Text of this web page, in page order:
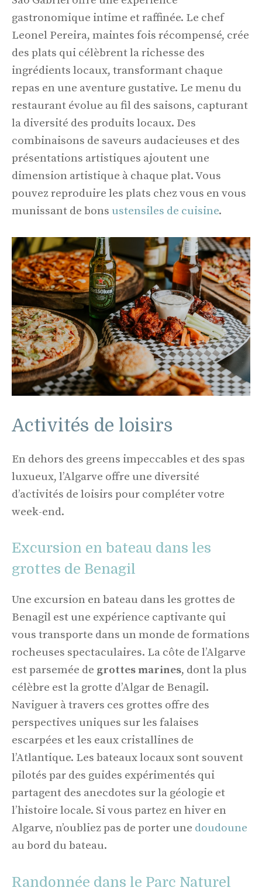
gastronomique intime et raffinée. Le chef
Leonel Pereira, maintes fois récompensé, crée
des plats qui célèbrent la richesse des
ingrédients locaux, transformant chaque
repas en une aventure gustative. Le menu du
restaurant évolue au fil des saisons, capturant
la diversité des produits locaux. Des
combinaisons de saveurs audacieuses et des
présentations artistiques ajoutent une
dimension artistique à chaque plat. Vous
pouvez reproduire les plats chez vous en vous
munissant de bons ustensiles de cuisine.
Activités de loisirs
En dehors des greens impeccables et des spas
luxueux, l’Algarve offre une diversité
d’activités de loisirs pour compléter votre
week-end.
Excursion en bateau dans les
grottes de Benagil
Une excursion en bateau dans les grottes de
Benagil est une expérience captivante qui
vous transporte dans un monde de formations
rocheuses spectaculaires. La côte de l’Algarve
est parsemée de grottes marines, dont la plus
célèbre est la grotte d’Algar de Benagil.
Naviguer à travers ces grottes offre des
perspectives uniques sur les falaises
escarpées et les eaux cristallines de
l’Atlantique. Les bateaux locaux sont souvent
pilotés par des guides expérimentés qui
partagent des anecdotes sur la géologie et
l’histoire locale. Si vous partez en hiver en
Algarve, n’oubliez pas de porter une doudoune
au bord du bateau.
Randonnée dans le Parc Naturel